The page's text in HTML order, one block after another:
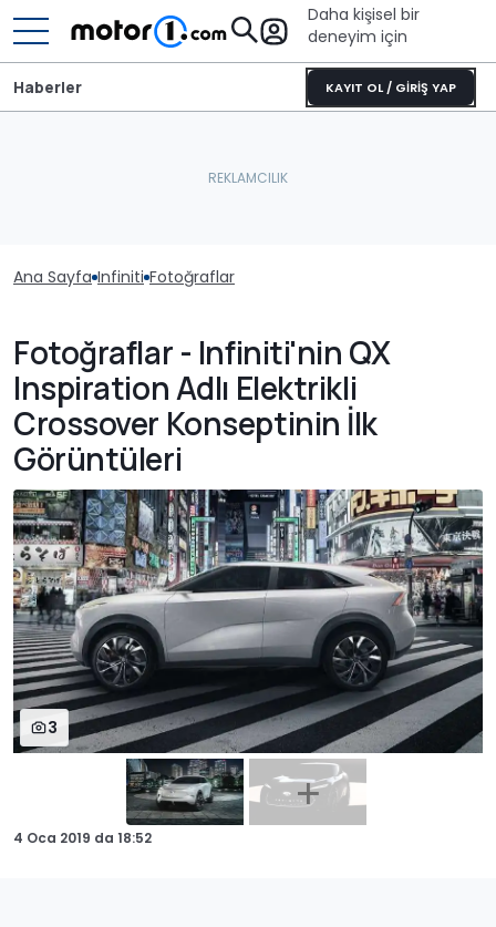
Daha kişisel bir
deneyim için
KAYIT OL / GİRİŞ YAP
Haberler
Ana Sayfa Infiniti Fotoğraflar
Fotoğraflar - Infiniti'nin QX
Inspiration Adlı Elektrikli
Crossover Konseptinin İlk
Görüntüleri
3
4 Oca 2019 da 18:52